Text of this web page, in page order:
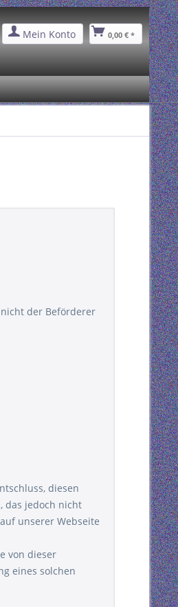
Mein Konto 0,00 € *
der Beförderer
diesen
das jedoch nicht
unserer Webseite
von dieser
eines solchen